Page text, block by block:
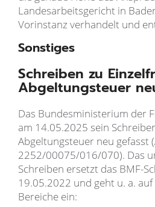
Landesarbeitsgericht in
Vorinstanz verhandelt und
Sonstiges
Schreiben zu
Abgeltungsteuer
Das Bundesministerium der
am 14.05.2025 sein
Abgeltungsteuer neu gefasst
2252/00075/016/070). Das
Schreiben ersetzt das BMF-
19.05.2022 und geht u. a.
Bereiche ein: